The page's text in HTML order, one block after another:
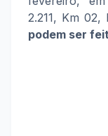
2.211, Km
podem ser